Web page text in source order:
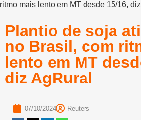
ritmo mais lento em MT desde 15/16, diz
Plantio de soja
no Brasil, com
lento em MT
diz AgRural
07/10/2024 Reuters